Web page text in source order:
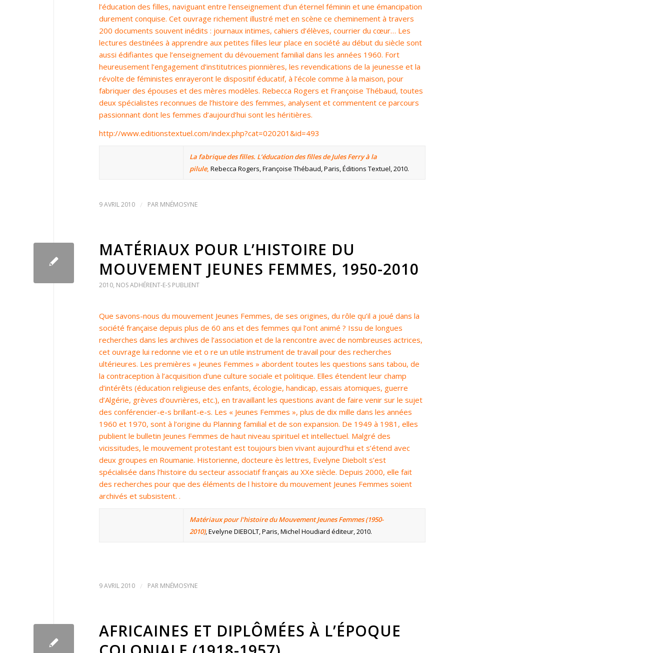
l’éducation des filles, naviguant entre l’enseignement d’un éternel féminin et une émancipation
durement conquise. Cet ouvrage richement illustré met en scène ce cheminement à travers
200 documents souvent inédits : journaux intimes, cahiers d’élèves, courrier du cœur… Les
lectures destinées à apprendre aux petites filles leur place en société au début du siècle sont
aussi édifiantes que l’enseignement du dévouement familial dans les années 1960. Fort
heureusement l’engagement d’institutrices pionnières, les revendications de la jeunesse et la
révolte de féministes enrayeront le dispositif éducatif, à l’école comme à la maison, pour
fabriquer des épouses et des mères modèles. Rebecca Rogers et Françoise Thébaud, toutes
deux spécialistes reconnues de l’histoire des femmes, analysent et commentent ce parcours
passionnant dont les femmes d’aujourd’hui sont les héritières.
http://www.editionstextuel.com/index.php?cat=020201&id=493
La fabrique des filles. L’éducation des filles de Jules Ferry à la
pilule, Rebecca Rogers, Françoise Thébaud, Paris, Éditions Textuel, 2010.
9 AVRIL 2010 / PAR MNÉMOSYNE
MATÉRIAUX POUR L’HISTOIRE DU
MOUVEMENT JEUNES FEMMES, 1950-2010
2010, NOS ADHÉRENT-E-S PUBLIENT
Que savons-nous du mouvement Jeunes Femmes, de ses origines, du rôle qu’il a joué dans la
société française depuis plus de 60 ans et des femmes qui l’ont animé ? Issu de longues
recherches dans les archives de l’association et de la rencontre avec de nombreuses actrices,
cet ouvrage lui redonne vie et o re un utile instrument de travail pour des recherches
ultérieures. Les premières « Jeunes Femmes » abordent toutes les questions sans tabou, de
la contraception à l’acquisition d’une culture sociale et politique. Elles étendent leur champ
d’intérêts (éducation religieuse des enfants, écologie, handicap, essais atomiques, guerre
d’Algérie, grèves d’ouvrières, etc.), en travaillant les questions avant de faire venir sur le sujet
des conférencier-e-s brillant-e-s. Les « Jeunes Femmes », plus de dix mille dans les années
1960 et 1970, sont à l’origine du Planning familial et de son expansion. De 1949 à 1981, elles
publient le bulletin Jeunes Femmes de haut niveau spirituel et intellectuel. Malgré des
vicissitudes, le mouvement protestant est toujours bien vivant aujourd’hui et s’étend avec
deux groupes en Roumanie. Historienne, docteure ès lettres, Evelyne Diebolt s’est
spécialisée dans l’histoire du secteur associatif français au XXe siècle. Depuis 2000, elle fait
des recherches pour que des éléments de l histoire du mouvement Jeunes Femmes soient
archivés et subsistent. .
Matériaux pour l’histoire du Mouvement Jeunes Femmes (1950-
2010), Evelyne DIEBOLT, Paris, Michel Houdiard éditeur, 2010.
9 AVRIL 2010 / PAR MNÉMOSYNE
AFRICAINES ET DIPLÔMÉES À L’ÉPOQUE